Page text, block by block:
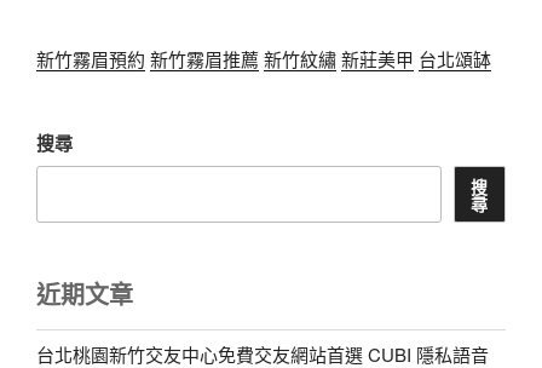
新竹霧眉預約 新竹霧眉推薦 新竹紋繡新莊美甲 台北頌缽
搜尋
搜
尋
近期文章
台北桃園新竹交友中心免費交友網站首選 CUBI 隱私語音